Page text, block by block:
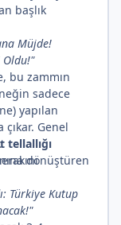
başlık
Müjde!
Oldu!"
bu zammın
sadece
yapılan
Genel
tellallığı
dönüştüren
Türkiye Kutup